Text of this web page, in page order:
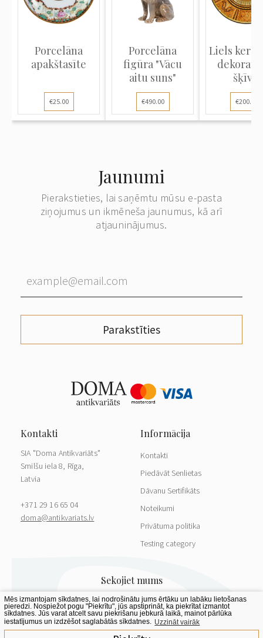
Porcelāna
apakštasīte
€25.00
Porcelāna
figūra "Vācu
aitu suns"
€490.00
Liels
šķīvis
€200.00
Jaunumi
Pierakstieties, lai saņēmtu mūsu e-pasta
ziņojumus un ikmēneša jaunumus, kā arī
atjauninājumus.
Parakstīties
SIA "Doma Antikvariāts"
Smilšu iela 8, Rīga,
Latvia
+371 29 16 65 04
doma@antikvariats.lv
Kontakti
Piedāvāt Senlietas
Dāvanu Sertifikāts
Noteikumi
Privātuma politika
Testing category
Mēs izmantojam sīkdatnes, lai nodrošinātu jums ērtāku un labāku lietošanas
pieredzi. Nospiežot pogu "Piekrītu", jūs apstiprināt, ka piekrītat izmantot
sīkdatnes. Jūs varat atcelt savu piekrišanu jebkurā laikā, mainot pārlūka
iestatījumus un izdzēšot saglabātās sīkdatnes. Uzzināt vairāk